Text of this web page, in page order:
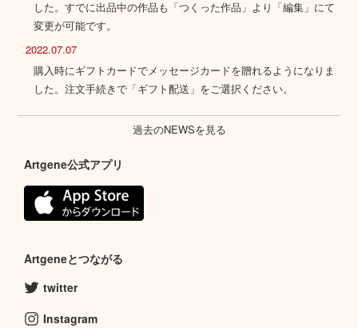
した。すでに出品中の作品も「つくった作品」より「編集」にて
変更が可能です。
2022.07.07
購入時にギフトカードでメッセージカードを贈れるようになりま
した。注文手続きで「ギフト配送」をご選択ください。
過去のNEWSを見る
Artgene公式アプリ
Artgeneとつながる
twitter
Instagram